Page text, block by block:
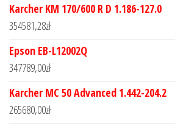
Karcher KM 170/600 R D 1.186-127.0
354581,28zł
Epson EB-L12002Q
347789,00zł
Karcher MC 50 Advanced 1.442-204.2
265680,00zł